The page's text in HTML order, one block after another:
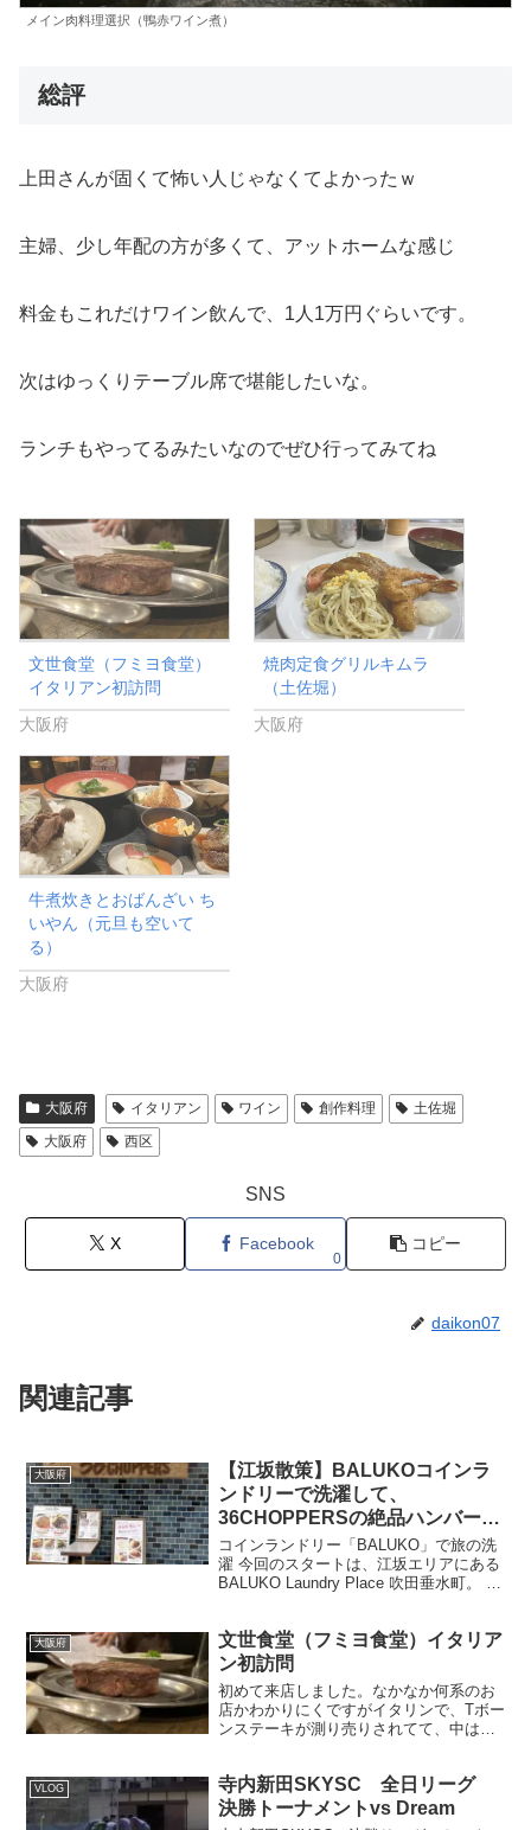
メイン肉料理選択（鴨赤ワイン煮）
総評
上田さんが固くて怖い人じゃなくてよかったｗ
主婦、少し年配の方が多くて、アットホームな感じ
料金もこれだけワイン飲んで、1人1万円ぐらいです。
次はゆっくりテーブル席で堪能したいな。
ランチもやってるみたいなのでぜひ行ってみてね
文世食堂（フミヨ食堂）
イタリアン初訪問
大阪府
焼肉定食グリルキムラ
（土佐堀）
大阪府
牛煮炊きとおばんざい ち
いやん（元旦も空いて
る）
大阪府
大阪府 イタリアン ワイン 創作料理
土佐堀
大阪府
西区
SNS
X Facebook
0
コピー
daikon07
関連記事
大阪府
【江坂散策】BALUKOコインラ
ンドリーで洗濯して、
36CHOPPERSの絶品ハンバーグ
ランチ！江坂公園を一周して楽し
む休日
コインランドリー「BALUKO」で旅の洗
濯 今回のスタートは、江坂エリアにある
BALUKO Laundry Place 吹田垂水町。 24
利なスポットです。 店内は明る...
大阪府
文世食堂（フミヨ食堂）イタリア
ン初訪問
初めて来店しました。なかなか何系のお
店かわかりにくですがイタリンで、Tボー
ンステーキが測り売りされてて、中は昭
客やカップルが多いです。また女性スタ
ッフが気さくで対応よかったです。
VLOG
寺内新田SKYSC 全日リーグ
決勝トーナメントvs Dream